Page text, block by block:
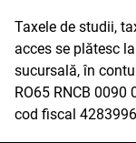
Taxele de studii,
acces se plătesc
sucursală, în
RO65 RNCB 0090
cod fiscal 4283996